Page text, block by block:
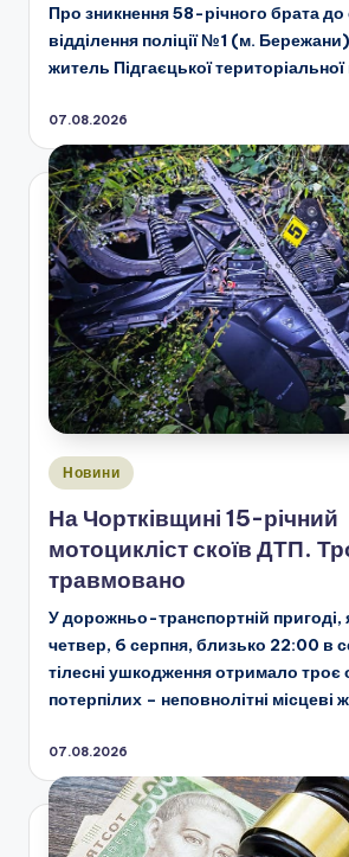
Про зникнення 58-річного брата до
відділення поліції №1 (м.
житель Підгаєцької
07.08.2026
Опубліковано
Новини
На Чортківщині 15-річний
мотоцикліст скоїв ДТП.
травмовано
У дорожньо-транспортній пригоді,
четвер, 6 серпня, близько 22:00 в
тілесні ушкодження отримало троє
потерпілих – неповнолітні місцеві
07.08.2026